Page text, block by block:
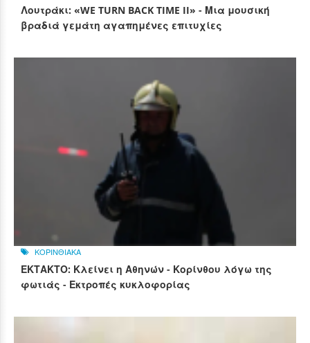
Λουτράκι: «WE TURN BACK TIME II» - Μια μουσική
βραδιά γεμάτη αγαπημένες επιτυχίες
ΚΟΡΙΝΘΙΑΚΑ
ΕΚΤΑΚΤΟ: Κλείνει η Αθηνών - Κορίνθου λόγω της
φωτιάς - Εκτροπές κυκλοφορίας